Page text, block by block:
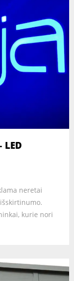
neretai
kurie nori